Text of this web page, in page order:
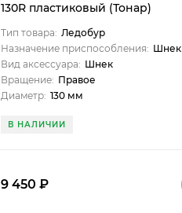
130R пластиковый (Тонар)
Тип товара: Ледобур
Назначение приспособления: Шнек
Вид аксессуара: Шнек
Вращение: Правое
Диаметр: 130 мм
В НАЛИЧИИ
9 450₽